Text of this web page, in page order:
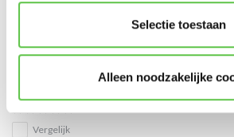
Selectie toestaan
Alleen noodzakelijke
Cisco Meraki MS350-48LP
Vergelijk